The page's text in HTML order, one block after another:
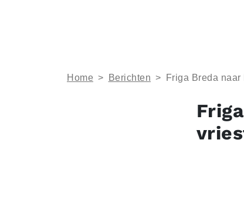
Home > Berichten > Friga Breda naar